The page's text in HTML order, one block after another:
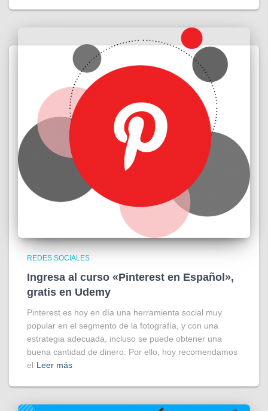
REDES SOCIALES
Ingresa al curso «Pinterest en Español»,
gratis en Udemy
Pinterest es hoy en día una herramienta social muy
popular en el segmento de la fotografía, y con una
estrategia adecuada, incluso se puede obtener una
buena cantidad de dinero. Por ello, hoy recomendamos
el Leer más